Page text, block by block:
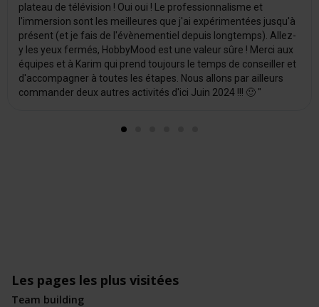
plateau de télévision ! Oui oui ! Le professionnalisme et
l'immersion sont les meilleures que j'ai expérimentées jusqu'à
présent (et je fais de l'évènementiel depuis longtemps). Allez-
y les yeux fermés, HobbyMood est une valeur sûre ! Merci aux
équipes et à Karim qui prend toujours le temps de conseiller et
d'accompagner à toutes les étapes. Nous allons par ailleurs
commander deux autres activités d'ici Juin 2024 !!! 🙂 "
Les pages les plus visitées
Team building